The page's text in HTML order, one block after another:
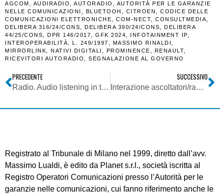
AGCOM , AUDIRADIO , AUTORADIO , AUTORITÀ PER LE GARANZIE
NELLE COMUNICAZIONI
, BLUETOOH , CITROEN , CODICE DELLE
COMUNICAZIONI ELETTRONICHE, COM-NECT, CONSULTMEDIA,
DELIBERA 316/24/CONS, DELIBERA 390/24/CONS,
DELIBERA
44/25/CONS, DPR 146/2017, GFK 2024, INFOTAINMENT IP,
INTEROPERABILITÀ, L. 249/1997 , MASSIMO RINALDI ,
MIRRORLINK, NATIVI DIGITALI , PROMINENCE , RENAULT,
RICEVITORI AUTORADIO , SEGNALAZIONE AL GOVERNO
PRECEDENTE
Radio. Audio listening in the UK 2025 by Ofcom: per la prima volta ascolto piattaforme di streaming on demand equivale a quello radiofonico
SUCCESSIVO
Interazione ascoltatori/radio via telefono e messaggistica in calo: segno di amore raffreddato o piuttosto di cambiamento socio-culturale?
Registrato al Tribunale di Milano nel 1999, diretto dall’avv.
Massimo Lualdi, è edito da Planet s.r.l., società iscritta al
Registro Operatori Comunicazioni presso l’Autorità per le
garanzie nelle comunicazioni, cui fanno riferimento anche le